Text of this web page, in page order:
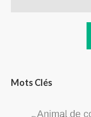
Mots Clés